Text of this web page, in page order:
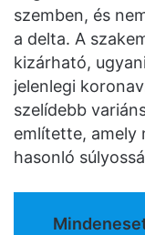
szemben, és
a delta. A
kizárható,
jelenlegi
szelídebb
említette, amely
hasonló